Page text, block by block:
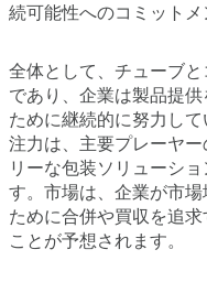
続可能性へのコミットメ
全体として、チューブ
であり、企業は製品提
ために継続的に努力し
注力は、主要プレーヤ
リーな包装ソリューシ
す。市場は、企業が市
ために合併や買収を追
ことが予想されます。